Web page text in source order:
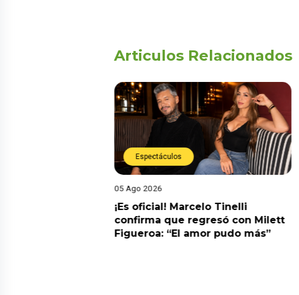
Articulos Relacionados
Espectáculos
05 Ago 2026
¡Es oficial! Marcelo Tinelli
confirma que regresó con Milett
Figueroa: “El amor pudo más”